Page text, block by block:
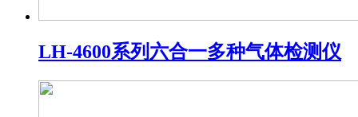
LH-4600系列六合一多种气体检测仪